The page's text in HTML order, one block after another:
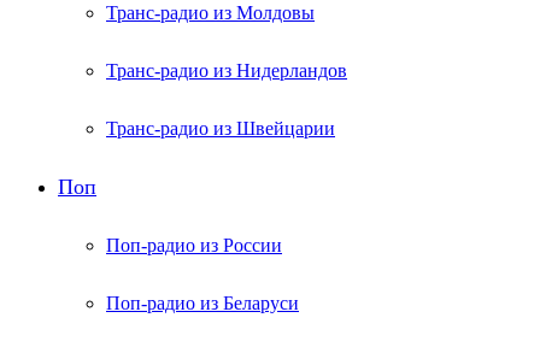
Транс-радио из Молдовы
Транс-радио из Нидерландов
Транс-радио из Швейцарии
Поп
Поп-радио из России
Поп-радио из Беларуси